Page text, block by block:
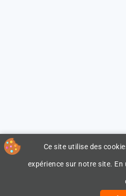
Ce site utilise des
expérience sur notre site.